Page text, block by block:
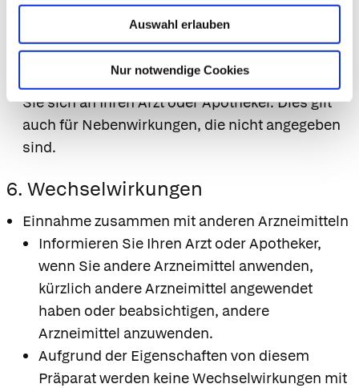
Auswahl erlauben
Nur notwendige Cookies
Rash (Ausschlag) mit Blasen, die Eiter
Hepatitis (Entzündung der Leber).
Wenn Sie Nebenwirkungen bemerken, wenden
Sie sich an Ihren Arzt oder Apotheker. Dies gilt
auch für Nebenwirkungen, die nicht angegeben
sind.
6. Wechselwirkungen
Einnahme zusammen mit anderen Arzneimitteln
Informieren Sie Ihren Arzt oder Apotheker,
wenn Sie andere Arzneimittel anwenden,
kürzlich andere Arzneimittel angewendet
haben oder beabsichtigen, andere
Arzneimittel anzuwenden.
Aufgrund der Eigenschaften von diesem
Präparat werden keine Wechselwirkungen mit